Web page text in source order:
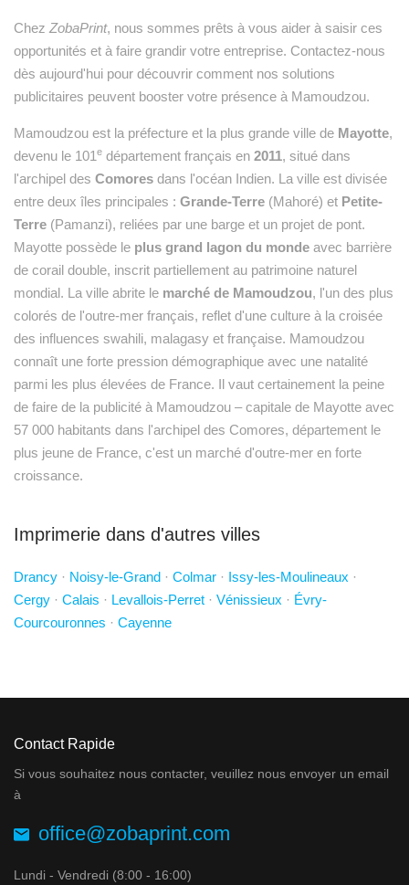
Chez ZobaPrint, nous sommes prêts à vous aider à saisir ces
opportunités et à faire grandir votre entreprise. Contactez-nous
dès aujourd'hui pour découvrir comment nos solutions
publicitaires peuvent booster votre présence à Mamoudzou.
Mamoudzou est la préfecture et la plus grande ville de Mayotte,
devenu le 101 e département français en 2011, situé dans
l'archipel des Comores dans l'océan Indien. La ville est divisée
entre deux îles principales : Grande-Terre (Mahoré) et Petite-
Terre (Pamanzi), reliées par une barge et un projet de pont.
Mayotte possède le plus grand lagon du monde avec barrière
de corail double, inscrit partiellement au patrimoine naturel
mondial. La ville abrite le marché de Mamoudzou, l'un des plus
colorés de l'outre-mer français, reflet d'une culture à la croisée
des influences swahili, malagasy et française. Mamoudzou
connaît une forte pression démographique avec une natalité
parmi les plus élevées de France. Il vaut certainement la peine
de faire de la publicité à Mamoudzou – capitale de Mayotte avec
57 000 habitants dans l'archipel des Comores, département le
plus jeune de France, c'est un marché d'outre-mer en forte
croissance.
Imprimerie dans d'autres villes
Drancy · Noisy-le-Grand · Colmar · Issy-les-Moulineaux ·
Cergy · Calais · Levallois-Perret · Vénissieux · Évry-
Courcouronnes · Cayenne
Contact Rapide
Si vous souhaitez nous contacter, veuillez nous envoyer un email
à
office@zobaprint.com
Lundi - Vendredi (8:00 - 16:00)